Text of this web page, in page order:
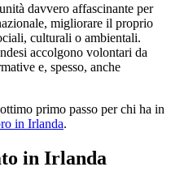
davvero affascinante per
migliorare il proprio
culturali o ambientali.
accolgono volontari da
e, spesso, anche
primo passo per chi ha in
in Irlanda.
in Irlanda